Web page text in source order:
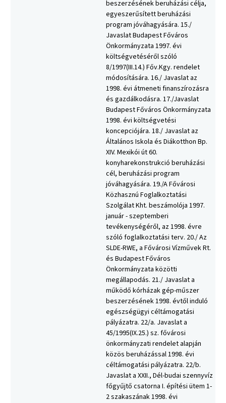
beszerzésének beruházási célja,
egyeszerűsített beruházási
program jóváhagyására. 15./
Javaslat Budapest Főváros
Önkormányzata 1997. évi
költségvetéséről szóló
8/1997(III.14.) Főv.Kgy. rendelet
módosítására. 16./ Javaslat az
1998. évi átmeneti finanszírozásra
és gazdálkodásra. 17./Javaslat
Budapest Főváros Önkormányzata
1998. évi költségvetési
koncepciójára. 18./ Javaslat az
Általános Iskola és Diákotthon Bp.
XIV. Mexikói út 60.
konyharekonstrukció beruházási
cél, beruházási program
jóváhagyására. 19./A Fővárosi
Közhasznú Foglalkoztatási
Szolgálat Kht. beszámolója 1997.
január - szeptemberi
tevékenységéről, az 1998. évre
szóló foglalkoztatási terv. 20./ Az
SLDE-RWE, a Fővárosi Vízművek Rt.
és Budapest Főváros
Önkormányzata közötti
megállapodás. 21./ Javaslat a
működő kórházak gép-műszer
beszerzésének 1998. évtől induló
egészségügyi céltámogatási
pályázatra. 22/a. Javaslat a
45/1995(IX.25.) sz. fővárosi
önkormányzati rendelet alapján
közös beruházással 1998. évi
céltámogatási pályázatra. 22/b.
Javaslat a XXII., Dél-budai szennyvíz
főgyűjtő csatorna I. építési ütem 1-
2 szakaszának 1998. évi